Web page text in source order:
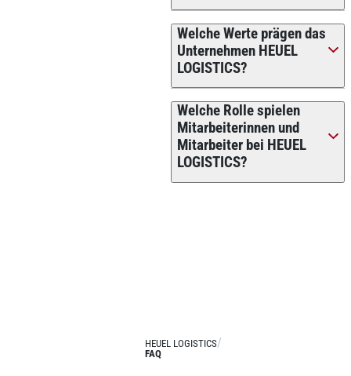
Welche Werte prägen das
Unternehmen HEUEL
LOGISTICS?
Welche Rolle spielen
Mitarbeiterinnen und
Mitarbeiter bei HEUEL
LOGISTICS?
HEUEL LOGISTICS
FAQ